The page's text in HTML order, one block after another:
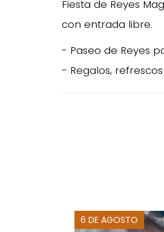
Fiesta de Reyes
con entrada libre.
- Paseo de Reyes
- Regalos, refrescos
6 DE AGOSTO